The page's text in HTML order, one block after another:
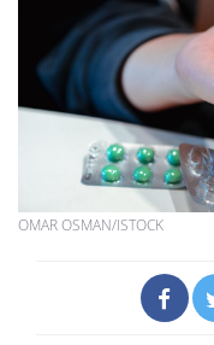
OMAR OSMAN/ISTOCK